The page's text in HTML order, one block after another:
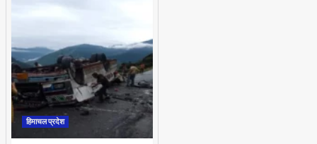
हिमाचल प्रदेश